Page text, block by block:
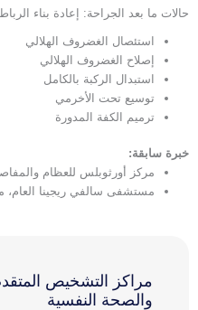
حالات ما بعد الجراحة: إعادة بناء
استئصال الغضروف الهلالي
إصلاح الغضروف الهلالي
استبدال الركبة بالكامل
توسيع تحت الأخرمي
ترميم الكفة المدورة
خبرة سابقة:
مركز أورثوبلس للعظام
مستشفى سالفي ريجينا العام،
مراكز التشخيص
والصحة النفسية